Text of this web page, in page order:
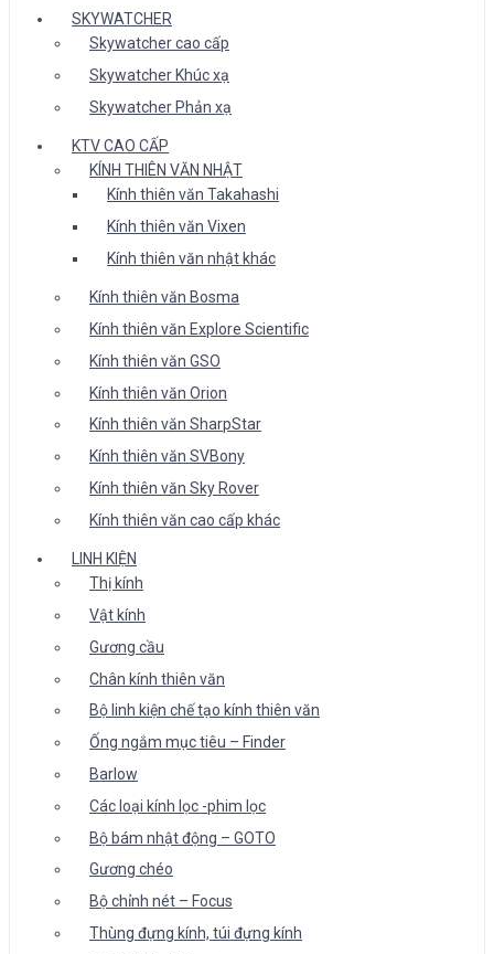
SKYWATCHER
Skywatcher cao cấp
Skywatcher Khúc xạ
Skywatcher Phản xạ
KTV CAO CẤP
KÍNH THIÊN VĂN NHẬT
Kính thiên văn Takahashi
Kính thiên văn Vixen
Kính thiên văn nhật khác
Kính thiên văn Bosma
Kính thiên văn Explore Scientific
Kính thiên văn GSO
Kính thiên văn Orion
Kính thiên văn SharpStar
Kính thiên văn SVBony
Kính thiên văn Sky Rover
Kính thiên văn cao cấp khác
LINH KIỆN
Thị kính
Vật kính
Gương cầu
Chân kính thiên văn
Bộ linh kiện chế tạo kính thiên văn
Ống ngắm mục tiêu – Finder
Barlow
Các loại kính lọc -phim lọc
Bộ bám nhật động – GOTO
Gương chéo
Bộ chỉnh nét – Focus
Thùng đựng kính, túi đựng kính